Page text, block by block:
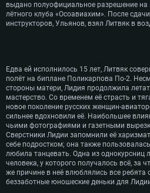
выдано полуофициальное разрешение
лётного клуба «Осоавиахим». После
инструкторов, Ульянов, взял Литвяк в
Едва ей исполнилось 15 лет, Литвяк
полёт на биплане Поликарпова По-2.
стороны матери, Лидия продолжила
мастерство. Со временем её страсть и
новое поколение русских женщин-
сильнее вдохновили её. Наибольшее
чьими фотографиями и газетными
Сверстники Лидии запомнили её
себе подростком; она также
любила танцевать. Одна из однокурсниц
человека, у которого получалось всё, за
же причине в неё влюблялись все ребята
беззаботные юношеские деньки для